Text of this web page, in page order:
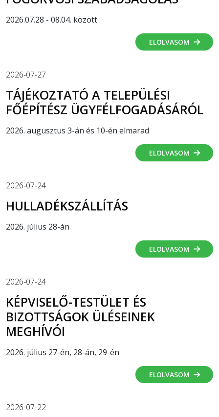
2026.07.28 - 08.04. között
ELOLVASOM
2026-07-27
TÁJÉKOZTATÓ A TELEPÜLÉSI
FŐÉPÍTÉSZ ÜGYFÉLFOGADÁSÁRÓL
2026. augusztus 3-án és 10-én elmarad
ELOLVASOM
2026-07-24
HULLADÉKSZÁLLÍTÁS
2026. július 28-án
ELOLVASOM
2026-07-24
KÉPVISELŐ-TESTÜLET ÉS
BIZOTTSÁGOK ÜLÉSEINEK
MEGHÍVÓI
2026. július 27-én, 28-án, 29-én
ELOLVASOM
2026-07-22